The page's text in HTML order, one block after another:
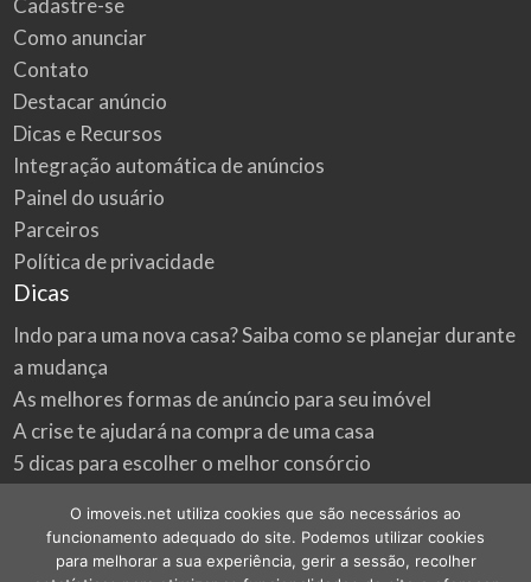
Cadastre-se
Como anunciar
Contato
Destacar anúncio
Dicas e Recursos
Integração automática de anúncios
Painel do usuário
Parceiros
Política de privacidade
Dicas
Indo para uma nova casa? Saiba como se planejar durante
a mudança
As melhores formas de anúncio para seu imóvel
A crise te ajudará na compra de uma casa
5 dicas para escolher o melhor consórcio
Onde procurar as melhores oportunidades do mercado
imobiliário
O imoveis.net utiliza cookies que são necessários ao
funcionamento adequado do site. Podemos utilizar cookies
para melhorar a sua experiência, gerir a sessão, recolher